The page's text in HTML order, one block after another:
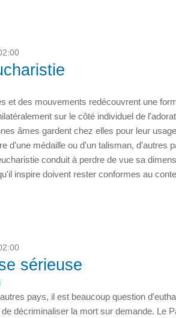
et des mouvements redécouvrent une
sur le côté individuel de
âmes gardent chez elles pour leur
d'une médaille ou d'un talisman, d'autres
conduit à perdre de vue sa
inspire doivent rester conformes au
sérieuse
pays, il est beaucoup question
décriminaliser la mort sur demande. Le